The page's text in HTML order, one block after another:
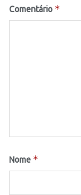
Comentário *
Nome *